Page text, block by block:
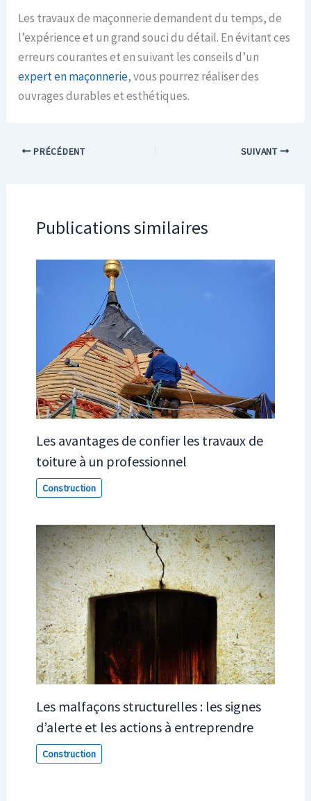
Les travaux de maçonnerie demandent du temps, de
l’expérience et un grand souci du détail. En évitant ces
erreurs courantes et en suivant les conseils d’un
expert en maçonnerie, vous pourrez réaliser des
ouvrages durables et esthétiques.
PRÉCÉDENT SUIVANT
Publications similaires
Les avantages de confier les travaux de
toiture à un professionnel
Construction
Les malfaçons structurelles : les signes
d’alerte et les actions à entreprendre
Construction